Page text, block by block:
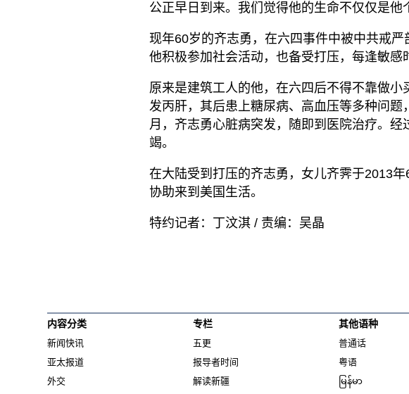
公正早日到来。我们觉得他的生命不仅仅是他
现年60岁的齐志勇，在六四事件中被中共戒
他积极参加社会活动，也备受打压，每逢敏感
原来是建筑工人的他，在六四后不得不靠做小
发丙肝，其后患上糖尿病、高血压等多种问
月，齐志勇心脏病突发，随即到医院治疗。
竭。
在大陆受到打压的齐志勇，女儿齐霁于2013年
协助来到美国生活。
特约记者：丁汶淇 / 责编：吴晶
内容分类
新闻快讯
亚太报道
外交
专栏
五更
报导者时间
解读新疆
其他语种
普通话
粤语
မြန်မာ